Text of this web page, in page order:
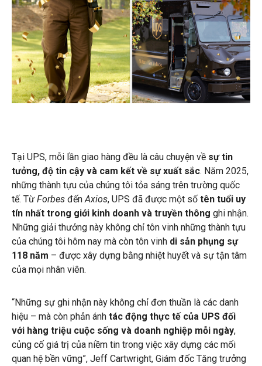
Tại UPS, mỗi lần giao hàng đều là câu chuyện về sự tin
tưởng, độ tin cậy và cam kết về sự xuất sắc. Năm 2025,
những thành tựu của chúng tôi tỏa sáng trên trường quốc
tế. Từ Forbes đếnAxios, UPS đã được một số tên tuổi uy
tín nhất trong giới kinh doanh và truyền thông ghi nhận.
Những giải thưởng này không chỉ tôn vinh những thành tựu
của chúng tôi hôm nay mà còn tôn vinh di sản phụng sự
118 năm – được xây dựng bằng nhiệt huyết và sự tận tâm
của mọi nhân viên.
“Những sự ghi nhận này không chỉ đơn thuần là các danh
hiệu – mà còn phản ánh tác động thực tế của UPS đối
với hàng triệu cuộc sống và doanh nghiệp mỗi ngày,
củng cố giá trị của niềm tin trong việc xây dựng các mối
quan hệ bền vững”, Jeff Cartwright, Giám đốc Tăng trưởng